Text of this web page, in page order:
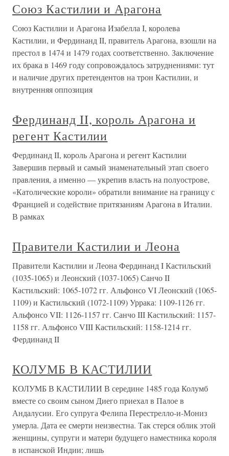
Союз Кастилии и Арагона
Союз Кастилии и Арагона Изабелла I, королева
Кастилии, и Фердинанд II, правитель Арагона, взошли на
престол в 1474 и 1479 годах соответственно. Заключение
их брака в 1469 году сопровождалось затруднениями: тут
и наличие других претендентов на трон Кастилии, и
внутренняя оппозиция
Фердинанд II, король Арагона и
регент Кастилии
Фердинанд II, король Арагона и регент Кастилии
Завершив первый и самый знаменательный этап своего
правления, а именно — укрепив власть на полуострове,
«Католические короли» обратили внимание на границу с
Францией и содействие притязаниям Арагона в Италии.
В рамках
Правители Кастилии и Леона
Правители Кастилии и Леона Фердинанд I Кастильский
(1035-1065) и Леонский (1037-1065) Санчо II
Кастильский: 1065-1072 гг. Альфонсо VI Леонский (1065-
1109) и Кастильский (1072-1109) Уррака: 1109-1126 гг.
Альфонсо VII: 1126-1157 гг. Санчо III Кастильский: 1157-
1158 гг. Альфонсо VIII Кастильский: 1158-1214 гг.
Фердинанд II
КОЛУМБ В КАСТИЛИИ
КОЛУМБ В КАСТИЛИИ В середине 1485 года Колумб
вместе со своим сыном Диего приехал в Палое в
Андалусии. Его супруга Фелипа Перестрелло-и-Мониз
умерла. Дата ее смерти неизвестна. Так стерся облик этой
женщины, супруги и матери будущего наместника короля
в испанской Индии; лишь